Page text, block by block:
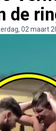
de
02 maart